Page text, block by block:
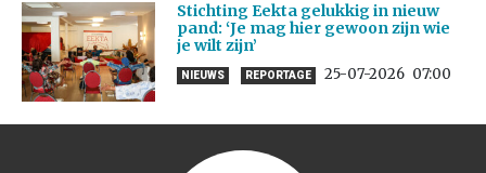
Stichting Eekta gelukkig in nieuw
pand: ‘Je mag hier gewoon zijn wie
je wilt zijn’
NIEUWS REPORTAGE 25-07-2026 07:00